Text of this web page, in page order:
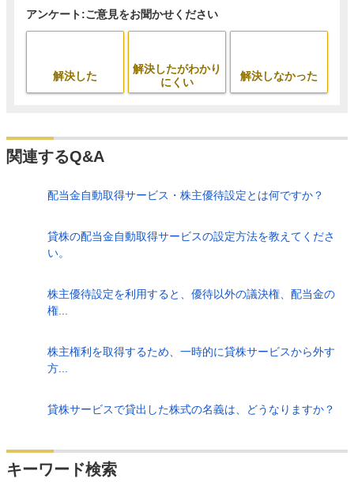
アンケート:ご意見をお聞かせください
解決した
解決したがわかり
にくい
解決しなかった
関連するQ&A
配当金自動取得サービス・株主優待設定とは何ですか？
貸株の配当金自動取得サービスの設定方法を教えてくださ
い。
株主優待設定を利用すると、優待以外の議決権、配当金の
権...
株主権利を取得するため、一時的に貸株サービスから外す
方...
貸株サービスで貸出した株式の名義は、どうなりますか？
キーワード検索